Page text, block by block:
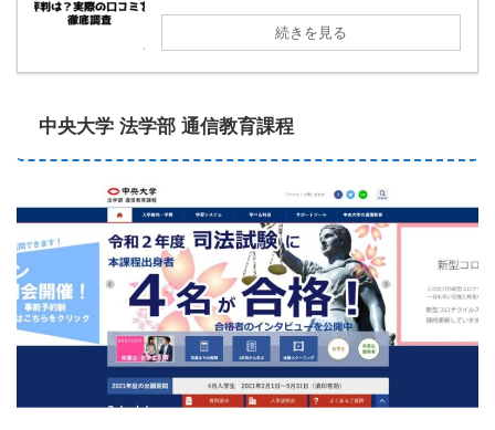
続きを見る
中央大学 法学部 通信教育課程